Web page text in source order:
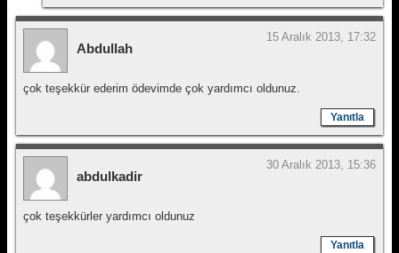
Abdullah
15 Aralık 2013, 17:32
çok teşekkür ederim ödevimde çok yardımcı oldunuz.
Yanıtla
abdulkadir
30 Aralık 2013, 15:36
çok teşekkürler yardımcı oldunuz
Yanıtla